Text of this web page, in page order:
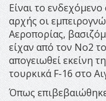
Είναι το
αρχής οι
Αεροπορίας,
είχαν από τον Νο2
απογειωθεί εκείνη
τουρκικά F-16 στο
Όπως